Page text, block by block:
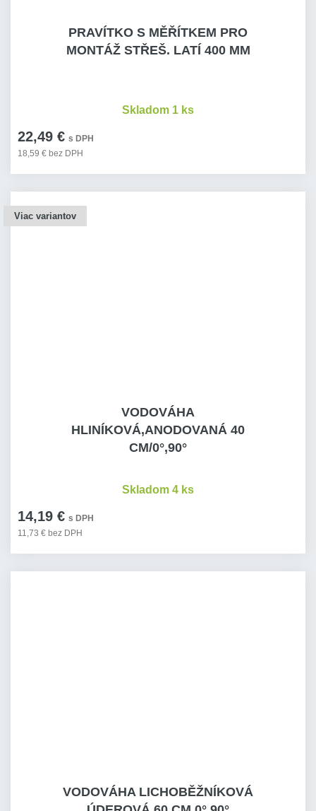
PRAVÍTKO S MĚŘÍTKEM PRO
MONTÁŽ STŘEŠ. LATÍ 400 MM
22,49 € s DPH
18,59 € bez DPH
Skladom 1 ks
Viac variantov
VODOVÁHA
HLINÍKOVÁ,ANODOVANÁ 40
CM/0°,90°
14,19 € s DPH
11,73 € bez DPH
Skladom 4 ks
VODOVÁHA LICHOBĚŽNÍKOVÁ